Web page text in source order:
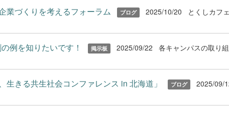
業づくりを考えるフォーラム ブログ 2025/10/20 とくしカフ
例を知りたいです！ 掲示板 2025/09/22 各キャンパスの取り
生きる共生社会コンファレンス in 北海道」 ブログ 2025/09/